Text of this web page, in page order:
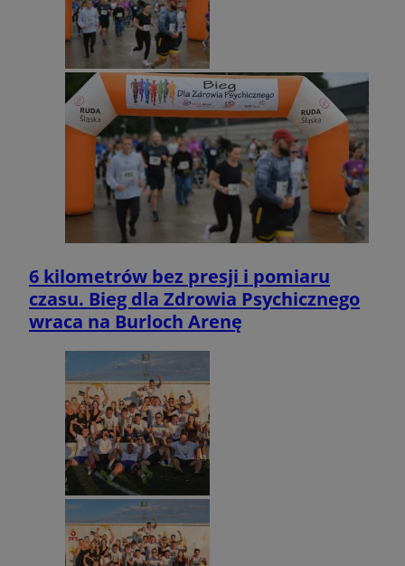
6 kilometrów bez presji i pomiaru
czasu. Bieg dla Zdrowia Psychicznego
wraca na Burloch Arenę